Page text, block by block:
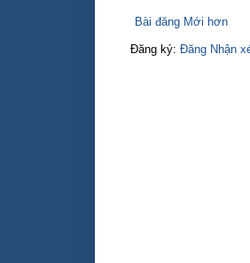
Bài đăng Mới hơn
Đăng ký: Đăng Nhận